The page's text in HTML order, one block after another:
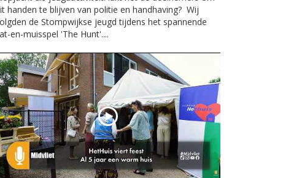
handen te blijven van politie en handhaving? Wij
de Stompwijkse jeugd tijdens het spannende
en-muisspel 'The Hunt'....